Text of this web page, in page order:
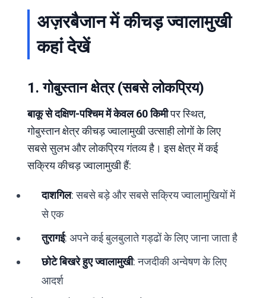
अज़रबैजान में कीचड़ ज्वालामुखी
कहां देखें
1. गोबुस्तान क्षेत्र (सबसे लोकप्रिय)
बाकू से दक्षिण-पश्चिम में केवल 60 किमीपर स्थित,
गोबुस्तान क्षेत्र कीचड़ ज्वालामुखी उत्साही लोगों के लिए
सबसे सुलभ और लोकप्रिय गंतव्य है। इस क्षेत्र में कई
सक्रिय कीचड़ ज्वालामुखी हैं:
दाशगिल: सबसे बड़े और सबसे सक्रिय ज्वालामुखियों में
से एक
तुरागई: अपने कई बुलबुलाते गड्ढों के लिए जाना जाता है
छोटे बिखरे हुए ज्वालामुखी: नजदीकी अन्वेषण के लिए
आदर्श